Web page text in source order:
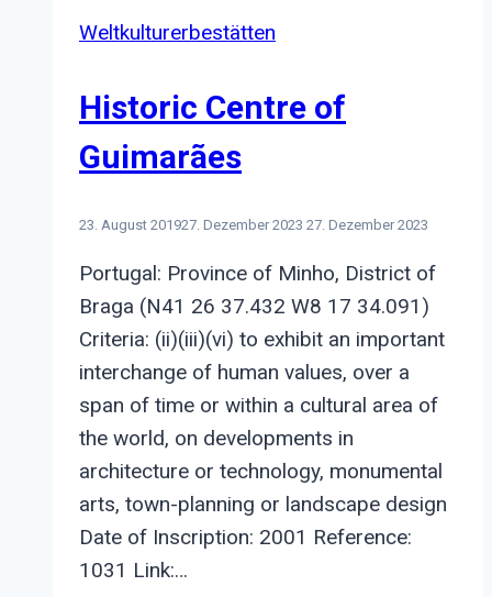
Basilica
Aquileia
Weltkulturerbestätten
Historic Centre of
Guimarães
23. August 201927. Dezember 2023 27. Dezember 2023
Portugal: Province of Minho, District of
Braga (N41 26 37.432 W8 17 34.091)
Criteria: (ii)(iii)(vi) to exhibit an important
interchange of human values, over a
span of time or within a cultural area of
the world, on developments in
architecture or technology, monumental
arts, town-planning or landscape design
Date of Inscription: 2001 Reference:
1031 Link:…